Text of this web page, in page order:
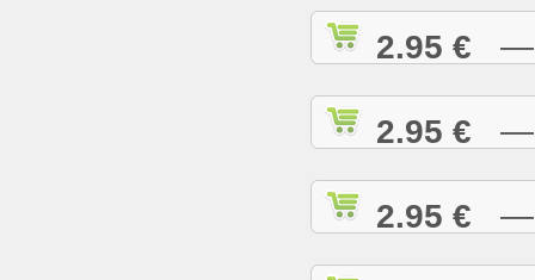
2.95 € —
2.95 € —
2.95 € —